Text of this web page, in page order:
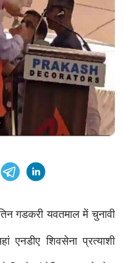
गडकरी यवतमाल में चुनावी
एनडीए शिवसेना प्रत्याशी